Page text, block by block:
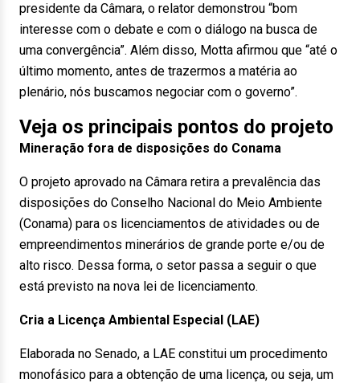
presidente da Câmara, o relator demonstrou “bom
interesse com o debate e com o diálogo na busca de
uma convergência”. Além disso, Motta afirmou que “até o
último momento, antes de trazermos a matéria ao
plenário, nós buscamos negociar com o governo”.
Veja os principais pontos do projeto
Mineração fora de disposições do Conama
O projeto aprovado na Câmara retira a prevalência das
disposições do Conselho Nacional do Meio Ambiente
(Conama) para os licenciamentos de atividades ou de
empreendimentos minerários de grande porte e/ou de
alto risco. Dessa forma, o setor passa a seguir o que
está previsto na nova lei de licenciamento.
Cria a Licença Ambiental Especial (LAE)
Elaborada no Senado, a LAE constitui um procedimento
monofásico para a obtenção de uma licença, ou seja, um